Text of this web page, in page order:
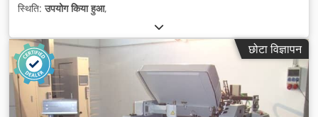
स्थिति:उपयोग किया हुआ,
छोटा विज्ञापन